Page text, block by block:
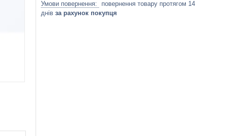
повернення товару протягом 14
днів за рахунок покупця